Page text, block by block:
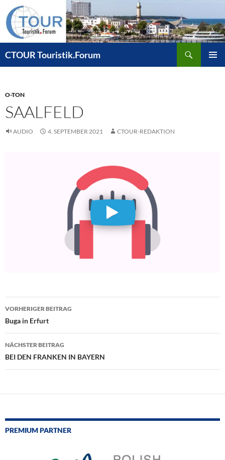
Zum
Inhalt
springen
CTOUR Touristik.Forum
O-TON
SAALFELD
AUDIO 4. SEPTEMBER 2021 CTOUR-REDAKTION
Beitragsnavigation
VORHERIGER BEITRAG
Buga in Erfurt
NÄCHSTER BEITRAG
BEI DEN FRANKEN IN BAYERN
PREMIUM PARTNER